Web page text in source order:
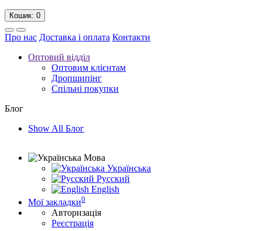
Кошик: 0
Про нас Доставка і оплата Контакти
Оптовий відділ
Оптовим клієнтам
Дропшипінг
Спільні покупки
Блог
Show All Блог
Мова
Українська
Русский
English
Мої закладки0
Авторизація
Реєстрація